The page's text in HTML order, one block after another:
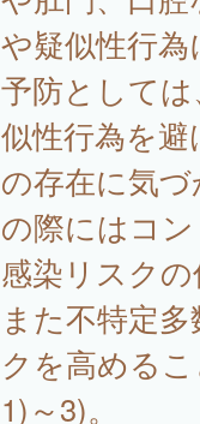
や疑似性行為
予防として
似性行為を
の存在に気
の際にはコ
感染リスクの
また不特定
クを高める
1)～3)。